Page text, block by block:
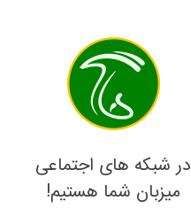
در شبکه های اجتماعی
میزبان شما هستیم!